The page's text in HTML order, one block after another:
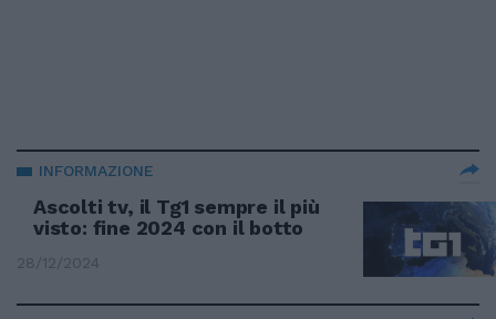
INFORMAZIONE
Ascolti tv, il Tg1 sempre il più
visto: fine 2024 con il botto
28/12/2024